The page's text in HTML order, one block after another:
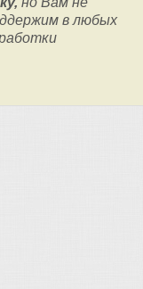
в любых